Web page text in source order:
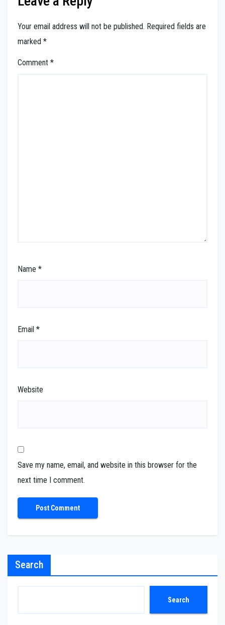
Your email address will not be published. Required fields are
marked *
Comment *
Name *
Email *
Website
Save my name, email, and website in this browser for the
next time I comment.
Search
Search